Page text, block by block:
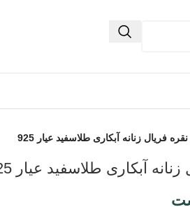
فریال زنانه آبکاری طلاسفید عیار 925
آبکاری طلاسفید عیار 925